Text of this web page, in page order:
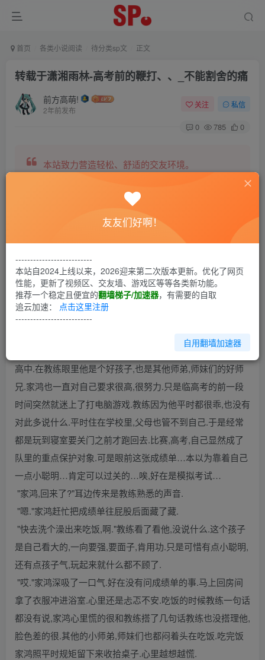
首页 各类小说阅读 待分类sp文 正文
转载于潇湘雨林-高考前的鞭打、、_不能割舍的痛
前方高萌!
2年前发布
关注 私信
0 785 0
本站致力营造轻松、舒适的交友环境。
另有小说阅读站点，网罗包括训诫文、腐文在内的
第1回
拿到成绩单的时候家鸿只觉得头轰的一声,好象血气都在往脸
上涌.这是什么成绩啊!不要说回家不能和爸交代,就连教练那
因为体育成绩及各方面成绩优秀,家鸿被保送进了全市最好的
高中.在教练眼里他是个好孩子,也是其他师弟,师妹们的好师
兄.家鸿也一直对自己要求很高,很努力.只是临高考的前一段
时间突然就迷上了打电脑游戏.教练因为他平时都很乖,也没有
对此多说什么.平时住在学校里,父母也管不到自己.于是经常
都是玩到寝室要关门之前才跑回去.比赛,高考,自己显然成了
队里的重点保护对象.可是眼前这张成绩单…本以为靠着自己
一点小聪明…肯定可以过关的…唉,好在是模拟考试…
"家鸿,回来了?"耳边传来是教练熟悉的声音.
"嗯."家鸿赶忙把成绩单往屁股后面藏了藏.
"快去洗个澡出来吃饭,啊."教练看了看他,没说什么.这个孩子
是自己看大的,一向要强,要面子,肯用功.只是可惜有点小聪明,
还有点孩子气,玩起来就什么都不顾了.
"哎."家鸿深吸了一口气.好在没有问成绩单的事.马上回房间
拿了衣服冲进浴室.心里还是忐忑不安.吃饭的时候教练一句话
都没有说,家鸿心里慌的很和教练搭了几句话教练也没搭理他,
脸色差的很.其他的小师弟,师妹们也都闷着头在吃饭.吃完饭
家鸿照平时规矩留下来收拾桌子.心里越想越慌.
友友们好啊！
--------------------------
本站自2024上线以来，2026迎来第二次版本更新。优化了网页
性能，更新了视频区、交友墙、游戏区等等各类新功能。
推荐一个稳定且便宜的翻墙梯子/加速器，有需要的自取
追云加速： 点击这里注册
--------------------------
自用翻墙加速器